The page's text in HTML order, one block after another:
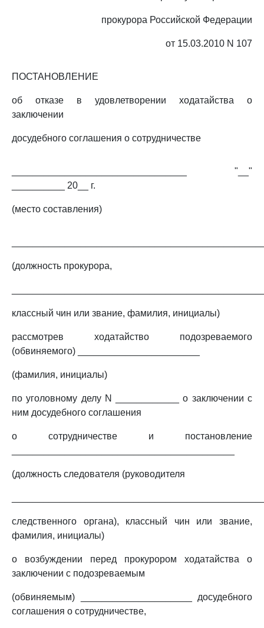
прокурора Российской Федерации
от 15.03.2010 N 107
ПОСТАНОВЛЕНИЕ
об отказе в удовлетворении ходатайства о
заключении
досудебного соглашения о сотрудничестве
_________________________________ "__"
__________ 20__ г.
(место составления)
(должность прокурора,
классный чин или звание, фамилия, инициалы)
рассмотрев ходатайство подозреваемого
(обвиняемого) _______________________
(фамилия, инициалы)
по уголовному делу N ____________ о заключении с
ним досудебного соглашения
о сотрудничестве и постановление
(должность следователя (руководителя
следственного органа), классный чин или звание,
фамилия, инициалы)
о возбуждении перед прокурором ходатайства о
заключении с подозреваемым
(обвиняемым) _____________________ досудебного
соглашения о сотрудничестве,